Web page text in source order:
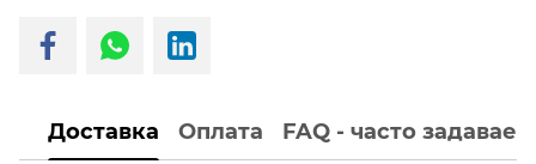
Доставка Оплата FAQ - часто